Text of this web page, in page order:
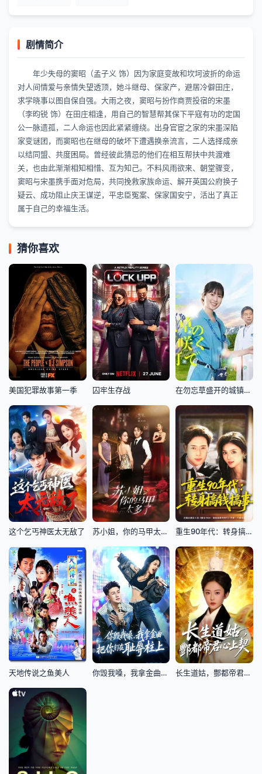
剧情简介
年少失母的窦昭（孟子义 饰）因为家庭变故和坎坷波折的命运
对人间情爱与亲情失望透顶，她斗继母、保家产，避居冷僻田庄，
求学晓事以图自保自强。大雨之夜，窦昭与扮作商贾投宿的宋墨
（李昀锐 饰）在田庄相逢，用自己的智慧帮其保下平寇有功的定国
公一脉遗孤，二人命运也因此紧紧缠绕。出身官宦之家的宋墨深陷
家变谜团，而窦昭也在继母的破坏下遭遇换亲流言，二人选择成亲
以结同盟、共度困局。曾经彼此猜忌的他们在相互帮扶中共渡难
关，也由此渐渐相知相惜、互为知己。不料风雨欲来、朝堂骤变，
窦昭与宋墨携手面对危局，共同挽救家族命运、解开英国公府换子
疑云、成功阻止庆王谋逆，平忠臣冤案、保家国安宁，活出了真正
属于自己的幸福生活。
猜你喜欢
美国犯罪故事第一季 囚牢生存战 在勿忘草盛开的城镇～安昙野诊疗记～
这个乞丐神医太无敌了 苏小姐，你的马甲太多了 重生90年代：转身搞钱搞事
天地传说之鱼美人 你毁我嗓，我拿金曲把你钉在耻辱柱上 长生道姑，酆都帝君心上契